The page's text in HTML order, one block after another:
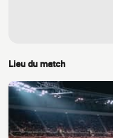
Lieu du match